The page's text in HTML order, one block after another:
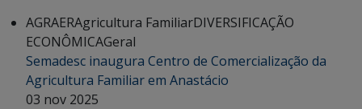
AGRAERAgricultura FamiliarDIVERSIFICAÇÃO
ECONÔMICAGeral
Semadesc inaugura Centro de Comercialização da
Agricultura Familiar em Anastácio
03 nov 2025